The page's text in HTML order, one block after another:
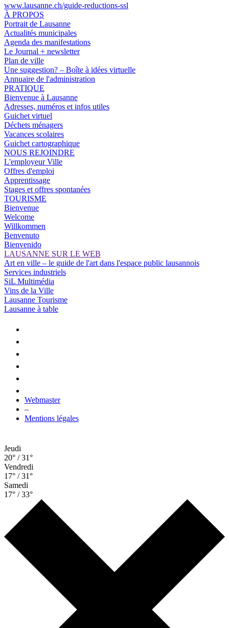
www.lausanne.ch/guide-reductions-ssl
À PROPOS
Portrait de Lausanne
Actualités municipales
Agenda des manifestations
Le Journal + newsletter
Plan de ville
Une suggestion? – Boîte à idées virtuelle
Annuaire de l'administration
PRATIQUE
Bienvenue à Lausanne
Adresses, numéros et infos utiles
Guichet virtuel
Déchets ménagers
Vacances scolaires
Guichet cartographique
NOUS REJOINDRE
L'employeur Ville
Offres d'emploi
Apprentissage
Stages et offres spontanées
TOURISME
Bienvenue
Welcome
Willkommen
Benvenuto
Bienvenido
LAUSANNE SUR LE WEB
Art en ville – le guide de l'art dans l'espace public lausannois
Services industriels
SiL Multimédia
Vins de la Ville
Lausanne Tourisme
Lausanne à table
Webmaster
–
Mentions légales
Jeudi
20° / 31°
Vendredi
17° / 31°
Samedi
17° / 33°